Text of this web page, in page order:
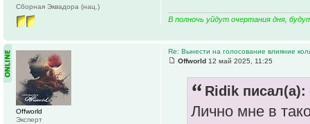
В полночь уйдут очертания дня,
Сборная Эквадора (нац.)
Re: Вынести на голосование влияние
Offworld 12 май 2025, 11:25
Ridik писал(а):
Лично мне в
Offworld
Эксперт